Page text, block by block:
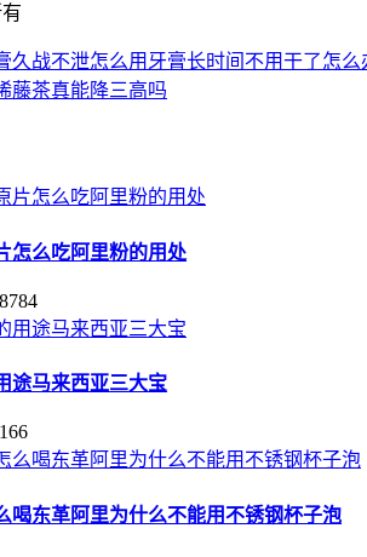
久战不泄怎么用牙膏长时间不用干了怎么
藤茶真能降三高吗
怎么吃阿里粉的用处
途马来西亚三大宝
喝东革阿里为什么不能用不锈钢杯子泡